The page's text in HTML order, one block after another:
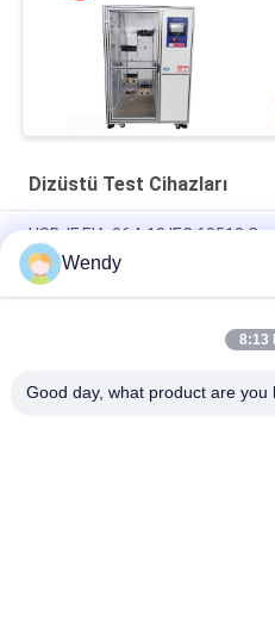
Dizüstü Test Cihazları
USB-IF EIA-364-13 IEC 60512
hizmet ömrü Bağlayıcı Soket
Üç Eksen Düğme Ömrü Test
Gelişmiş Programlanabilir
Wendy
8:13
Good day, what product are you